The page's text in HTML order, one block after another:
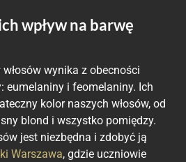
wpływ na barwę
wynika z obecności
eumelaniny i feomelaniny. Ich
kolor naszych włosów, od
blond i wszystko pomiędzy.
jest niezbędna i zdobyć ją
Warszawa, gdzie uczniowie